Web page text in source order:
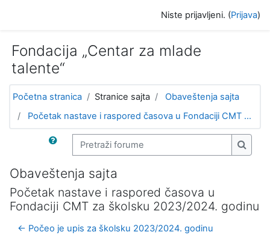
Niste prijavljeni. (Prijava)
Fondacija „Centar za mlade
talente“
Početna stranica Stranice sajta
Obaveštenja sajta
Početak nastave i raspored časova u Fondaciji CMT ...
Pretraži forume
Obaveštenja sajta
Početak nastave i raspored časova u
Fondaciji CMT za školsku 2023/2024. godinu
← Počeo je upis za školsku 2023/2024. godinu